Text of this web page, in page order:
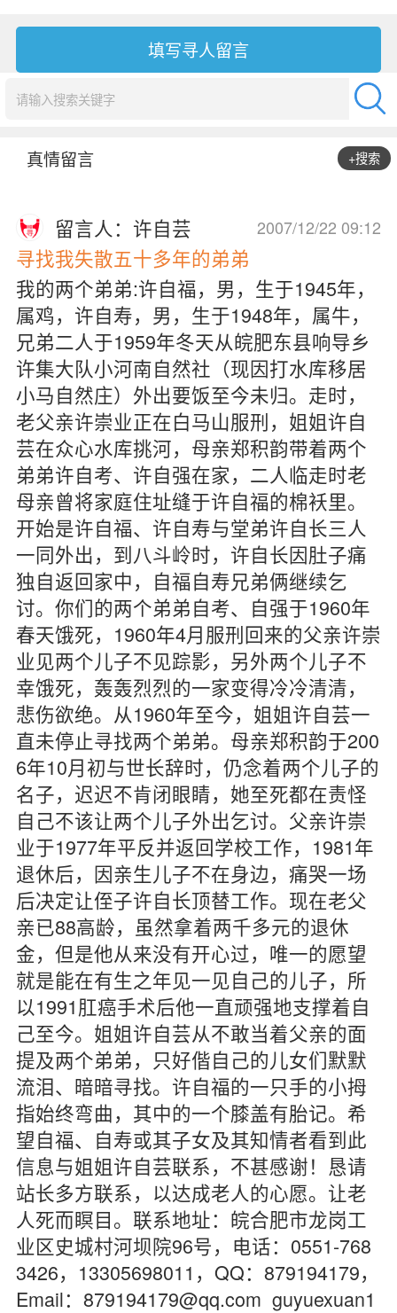
+搜索
真情留言
2007/12/22 09:12
留言人：许自芸
寻找我失散五十多年的弟弟
我的两个弟弟:许自福，男，生于1945年，
属鸡，许自寿，男，生于1948年，属牛，
兄弟二人于1959年冬天从皖肥东县响导乡
许集大队小河南自然社（现因打水库移居
小马自然庄）外出要饭至今未归。走时，
老父亲许崇业正在白马山服刑，姐姐许自
芸在众心水库挑河，母亲郑积韵带着两个
弟弟许自考、许自强在家，二人临走时老
母亲曾将家庭住址缝于许自福的棉袄里。
开始是许自福、许自寿与堂弟许自长三人
一同外出，到八斗岭时，许自长因肚子痛
独自返回家中，自福自寿兄弟俩继续乞
讨。你们的两个弟弟自考、自强于1960年
春天饿死，1960年4月服刑回来的父亲许崇
业见两个儿子不见踪影，另外两个儿子不
幸饿死，轰轰烈烈的一家变得冷冷清清，
悲伤欲绝。从1960年至今，姐姐许自芸一
直未停止寻找两个弟弟。母亲郑积韵于200
6年10月初与世长辞时，仍念着两个儿子的
名子，迟迟不肯闭眼睛，她至死都在责怪
自己不该让两个儿子外出乞讨。父亲许崇
业于1977年平反并返回学校工作，1981年
退休后，因亲生儿子不在身边，痛哭一场
后决定让侄子许自长顶替工作。现在老父
亲已88高龄，虽然拿着两千多元的退休
金，但是他从来没有开心过，唯一的愿望
就是能在有生之年见一见自己的儿子，所
以1991肛癌手术后他一直顽强地支撑着自
己至今。姐姐许自芸从不敢当着父亲的面
提及两个弟弟，只好偕自己的儿女们默默
流泪、暗暗寻找。许自福的一只手的小拇
指始终弯曲，其中的一个膝盖有胎记。希
望自福、自寿或其子女及其知情者看到此
信息与姐姐许自芸联系，不甚感谢！恳请
站长多方联系，以达成老人的心愿。让老
人死而瞑目。联系地址：皖合肥市龙岗工
业区史城村河坝院96号，电话：0551-768
3426，13305698011，QQ：879194179，
Email：879194179@qq.com guyuexuan1